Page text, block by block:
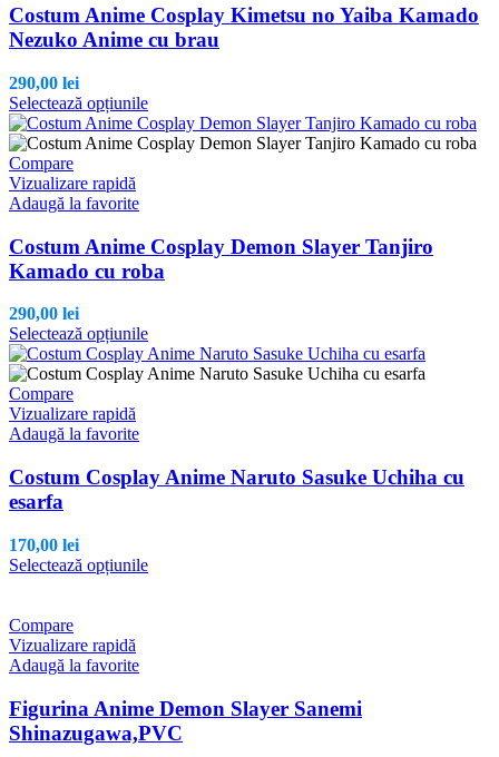
fi
alese
în
Costum Anime Cosplay Kimetsu no Yaiba Kamado
Nezuko Anime cu brau
290,00 lei
Selectează opțiunileAcest
produs
are
pot
fi
alese
produsului.
Compare
Vizualizare rapidă
Adaugă la favorite
Costum Anime Cosplay Demon Slayer Tanjiro
Kamado cu roba
290,00 lei
Selectează opțiunileAcest
produs
are
pot
fi
produsului.
Compare
Vizualizare rapidă
Adaugă la favorite
Costum Cosplay Anime Naruto Sasuke Uchiha cu
esarfa
170,00 lei
Selectează opțiunileAcest
pot
fi
alese
Compare
Vizualizare rapidă
Adaugă la favorite
Figurina Anime Demon Slayer Sanemi
Shinazugawa,PVC